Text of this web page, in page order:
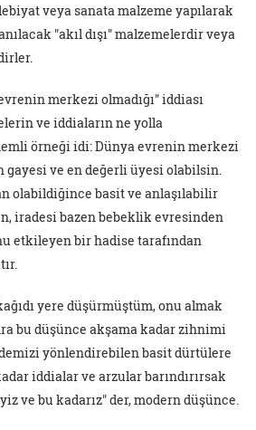
veya sanata malzeme yapılarak
"akıl dışı" malzemelerdir veya
merkezi olmadığı" iddiası
ve iddiaların ne yolla
örneği idi: Dünya evrenin merkezi
gayesi ve en değerli üyesi olabilsin.
olabildiğince basit ve anlaşılabilir
iradesi bazen bebeklik evresinden
etkileyen bir hadise tarafından
yere düşürmüştüm, onu almak
bu düşünce akşama kadar zihnimi
yönlendirebilen basit dürtülere
iddialar ve arzular barındırırsak
ve bu kadarız" der, modern düşünce.